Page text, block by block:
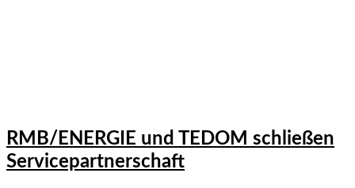
RMB/ENERGIE und TEDOM schließen
Servicepartnerschaft